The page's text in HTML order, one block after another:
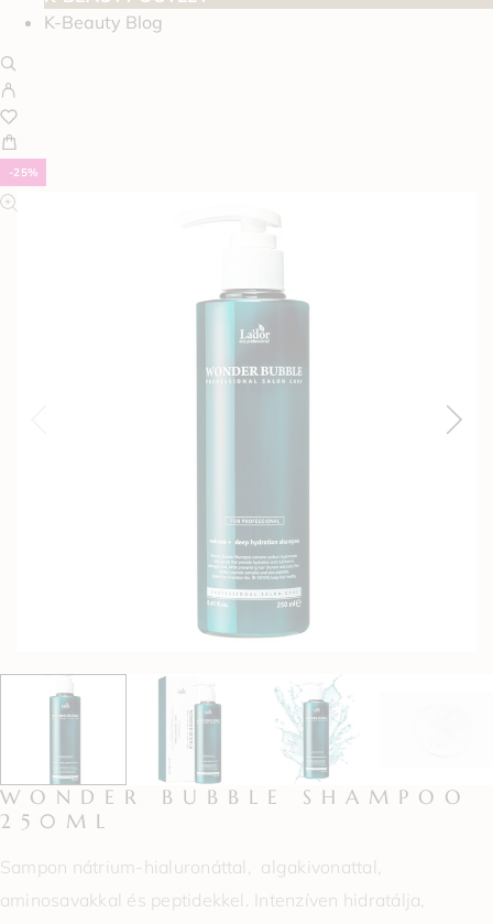
K-Beauty Blog
-25%
WONDER BUBBLE SHAMPOO
250ML
Sampon nátrium-hialuronáttal, algakivonattal,
aminosavakkal és peptidekkel. Intenzíven hidratálja,